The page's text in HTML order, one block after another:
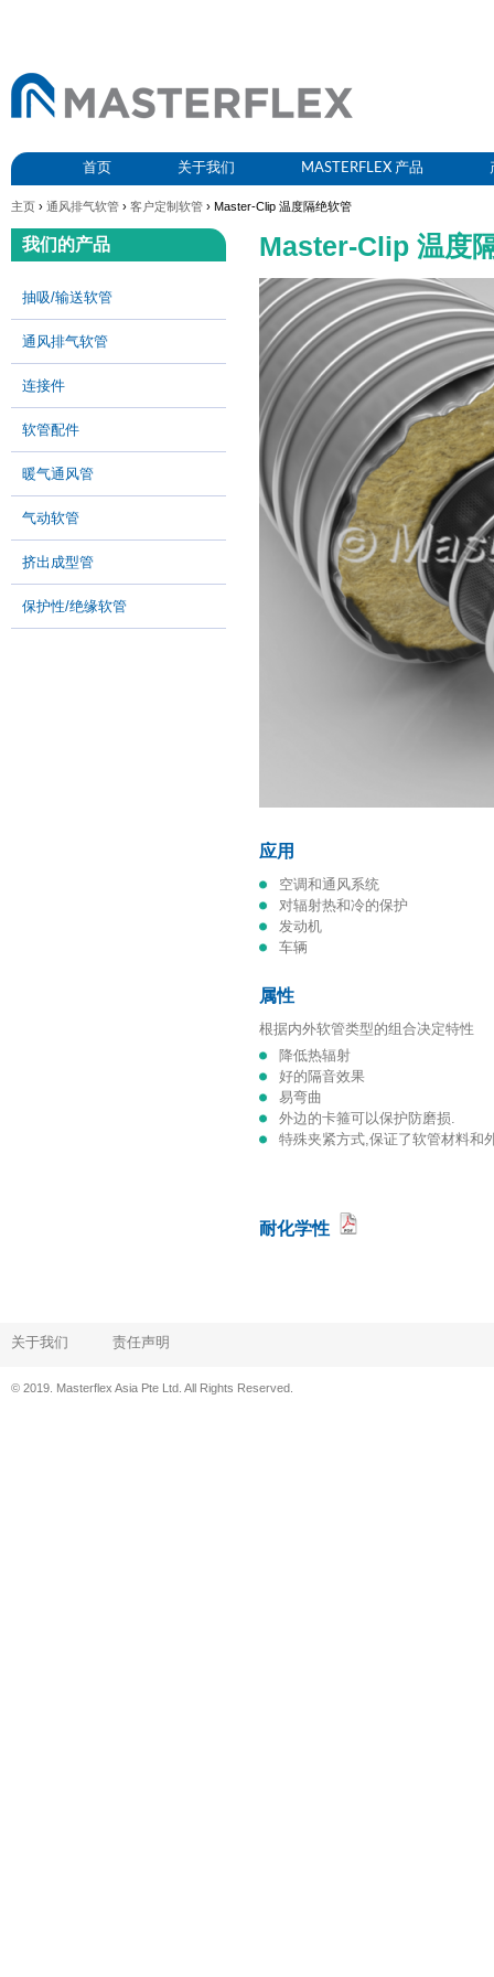
首页 关于我们 MASTERFLEX 产品
主页 › 通风排气软管 › 客户定制软管 › Master-Clip 温度隔绝软管
Master-Clip 温度
应用
空调和通风系统
对辐射热和冷的保护
发动机
车辆
属性
根据内外软管类型的组合决定特性
降低热辐射
好的隔音效果
易弯曲
外边的卡箍可以保护防磨损.
特殊夹紧方式,保证了软管材料
耐化学性
我们的产品
抽吸/输送软管
通风排气软管
连接件
软管配件
暖气通风管
气动软管
挤出成型管
保护性/绝缘软管
关于我们 责任声明
© 2019. Masterflex Asia Pte Ltd. All Rights Reserved.